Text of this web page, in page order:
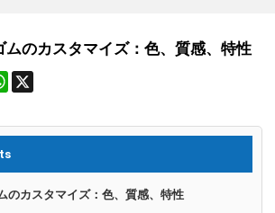
のカスタマイズ：色、質感、特性
WhatsApp
のカスタマイズ：色、質感、特性